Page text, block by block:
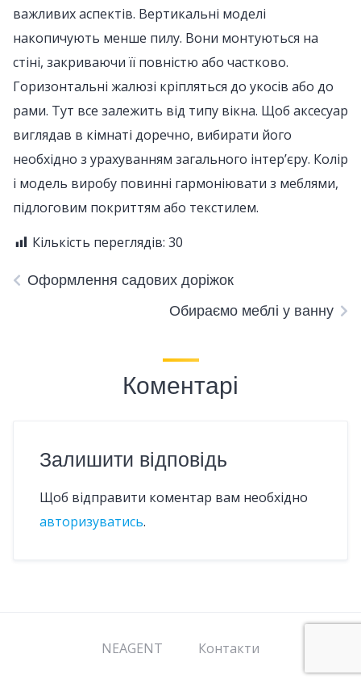
важливих аспектів. Вертикальні моделі
накопичують менше пилу. Вони монтуються на
стіні, закриваючи її повністю або частково.
Горизонтальні жалюзі кріпляться до укосів або до
рами. Тут все залежить від типу вікна. Щоб аксесуар
виглядав в кімнаті доречно, вибирати його
необхідно з урахуванням загального інтер’єру. Колір
і модель виробу повинні гармоніювати з меблями,
підлоговим покриттям або текстилем.
Кількість переглядів: 30
Оформлення садових доріжок
Обираємо меблі у ванну
Коментарі
Залишити відповідь
Щоб відправити коментар вам необхідно
авторизуватись.
NEAGENT Контакти